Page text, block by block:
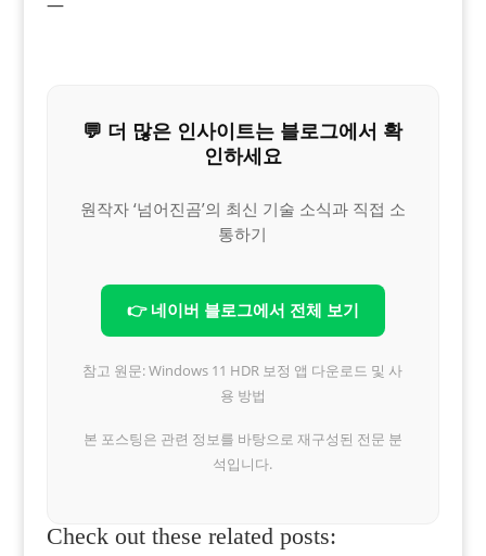
💬 더 많은 인사이트는 블로그에서 확
인하세요
원작자 ‘넘어진곰’의 최신 기술 소식과 직접 소
통하기
👉 네이버 블로그에서 전체 보기
참고 원문: Windows 11 HDR 보정 앱 다운로드 및 사
용 방법
본 포스팅은 관련 정보를 바탕으로 재구성된 전문 분
석입니다.
Check out these related posts: